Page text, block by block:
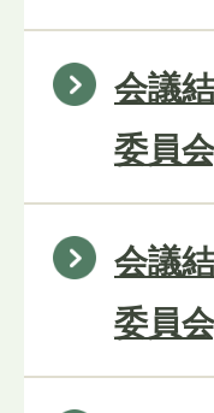
会議
委員
会議
委員